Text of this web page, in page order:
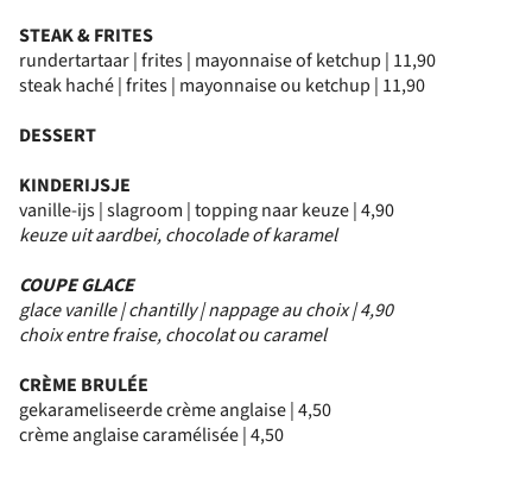
STEAK & FRITES
rundertartaar | frites | mayonnaise of ketchup | 11,90
steak haché | frites | mayonnaise ou ketchup | 11,90
DESSERT
KINDERIJSJE
vanille-ijs | slagroom | topping naar keuze | 4,90
keuze uit aardbei, chocolade of karamel
COUPE GLACE
glace vanille | chantilly | nappage au choix | 4,90
choix entre fraise, chocolat ou caramel
CRÈME BRULÉE
gekarameliseerde crème anglaise | 4,50
crème anglaise caramélisée | 4,50